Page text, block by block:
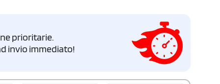
prioritarie.
invio immediato!